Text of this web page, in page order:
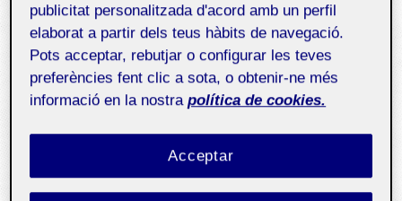
Projectes
Grau en Multimèdia
Disseny gràfic
Disseny gràfic
Públic
publicitat personalitzada d'acord amb un perfil
elaborat a partir dels teus hàbits de navegació.
Pots acceptar, rebutjar o configurar les teves
preferències fent clic a sota, o obtenir-ne més
informació en la nostra política de cookies.
Acceptar